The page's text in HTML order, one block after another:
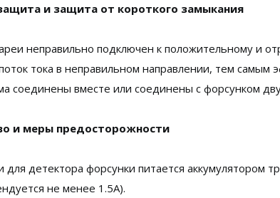
и защита от короткого замыкания
неправильно подключен к положительному и
тока в неправильном направлении, тем самым
соединены вместе или соединены с форсунком
и меры предосторожности
для детектора форсунки питается аккумулятором
не менее 1.5А).